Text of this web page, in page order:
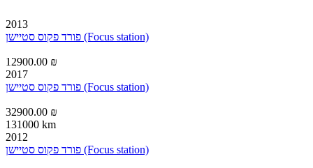
2013
פורד פקוס סטיישן (Focus station)
12900.00 ₪
2017
פורד פקוס סטיישן (Focus station)
32900.00 ₪
131000 km
2012
פורד פקוס סטיישן (Focus station)